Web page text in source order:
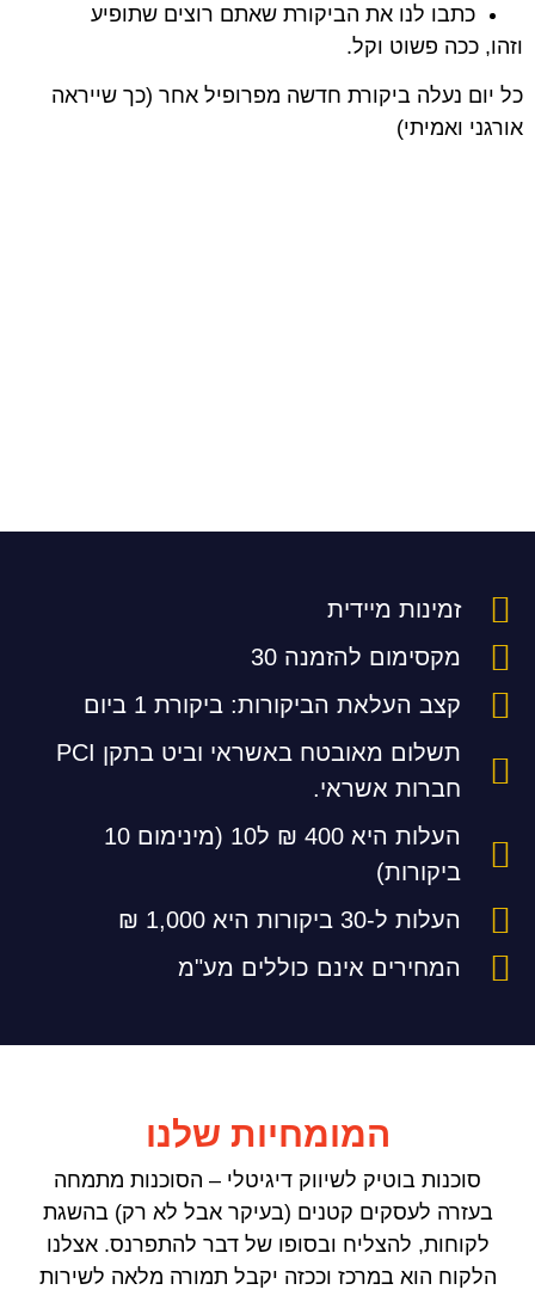
כתבו לנו את הביקורת שאתם רוצים שתופיע
וזהו, ככה פשוט וקל.
כל יום נעלה ביקורת חדשה מפרופיל אחר (כך שייראה
אורגני ואמיתי)
זמינות מיידית
מקסימום להזמנה 30
קצב העלאת הביקורות: ביקורת 1 ביום
תשלום מאובטח באשראי וביט בתקן PCI
חברות אשראי.
העלות היא 400 ₪ ל10 (מינימום 10
ביקורות)
העלות ל-30 ביקורות היא 1,000 ₪
המחירים אינם כוללים מע"מ
המומחיות שלנו
סוכנות בוטיק לשיווק דיגיטלי – הסוכנות מתמחה
בעזרה לעסקים קטנים (בעיקר אבל לא רק) בהשגת
לקוחות, להצליח ובסופו של דבר להתפרנס. אצלנו
הלקוח הוא במרכז וככזה יקבל תמורה מלאה לשירות